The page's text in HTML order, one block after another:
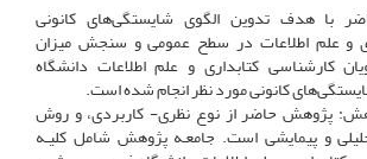
با هدف تدوین الگوی شایستگی‌های کانونی
و علم اطلاعات در سطح عمومی و سنجش میزان
کارشناسی کتابداری و علم اطلاعات دانشگاه
کانونی مورد نظر انجام شده است.
پژوهش حاضر از نوع نظری- کاربردی، و روش
و پیمایشی است. جامعـه پژوهش شامل کلیـه‌